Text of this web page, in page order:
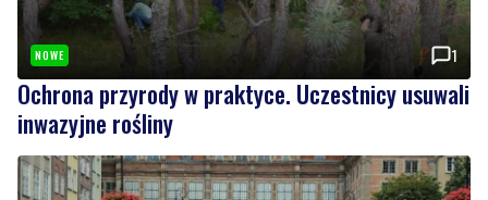
NOWE 1
Ochrona przyrody w praktyce. Uczestnicy usuwali
inwazyjne rośliny